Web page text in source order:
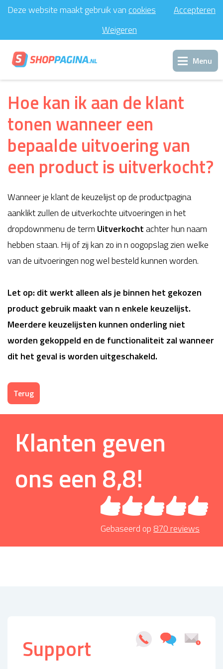
Menu
Hoe kan ik aan de klant
tonen wanneer een
bepaalde uitvoering van
een product is uitverkocht?
Wanneer je klant de keuzelijst op de productpagina
aanklikt zullen de uitverkochte uitvoeringen in het
dropdownmenu de term Uitverkochtachter hun naam
hebben staan. Hij of zij kan zo in n oogopslag zien welke
van de uitvoeringen nog wel besteld kunnen worden.
Let op: dit werkt alleen als je binnen het gekozen
product gebruik maakt van n enkele keuzelijst.
Meerdere keuzelijsten kunnen onderling niet
worden gekoppeld en de functionaliteit zal wanneer
dit het geval is worden uitgeschakeld.
Terug
Klanten geven
ons een8,8!
Gebaseerd op 870reviews
Support
Deze website maakt gebruik vancookies
Accepteren
Weigeren